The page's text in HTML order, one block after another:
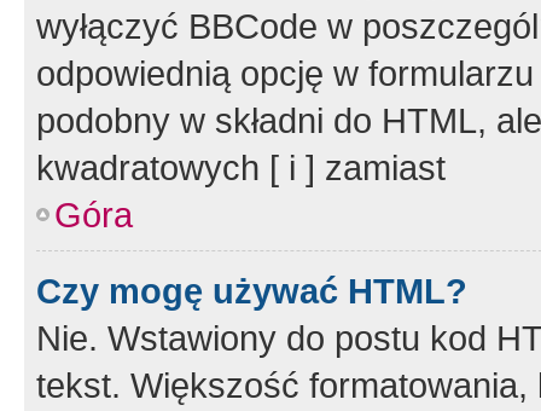
wyłączyć BBCode w
odpowiednią opcję w
podobny w składni do HTML,
kwadratowych [ i ] zamiast
Góra
Czy mogę używać HTML?
Nie. Wstawiony do postu kod
tekst. Większość